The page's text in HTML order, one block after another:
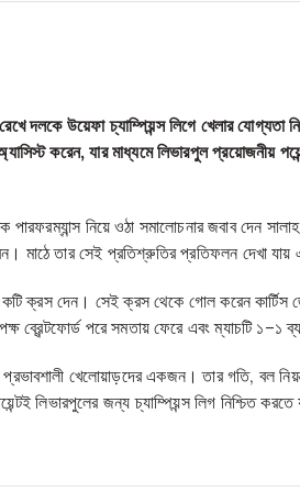
দলকে উয়েফা চ্যাম্পিয়ন্স লিগে খেলার যোগ্যতা
করেন, যার মাধ্যমে লিভারপুল প্রয়োজনীয়
নিয়ে ওঠা সমালোচনার জবাব দেন
মাঠে তার সেই প্রতিশ্রুতির প্রতিফলন দেখা
একটি ক্রস দেন। সেই ক্রস থেকে গোল করেন
ব্রেন্টফোর্ড পরে সমতায় ফেরে এবং ম্যাচটি ১–১
খেলোয়াড়দের একজন। তার গতি, বল
লিভারপুলের জন্য চ্যাম্পিয়ন্স লিগ নিশ্চিত করতে